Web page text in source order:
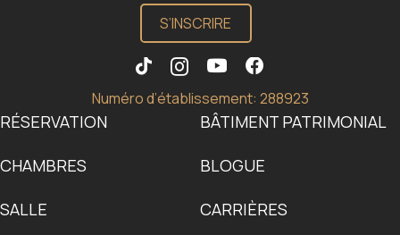
RÉSERVATION
CHAMBRES
SALLE
BÂTIMENT PATRIMONIAL
BLOGUE
CARRIÈRES
S’INSCRIRE
Numéro d’établissement: 288923